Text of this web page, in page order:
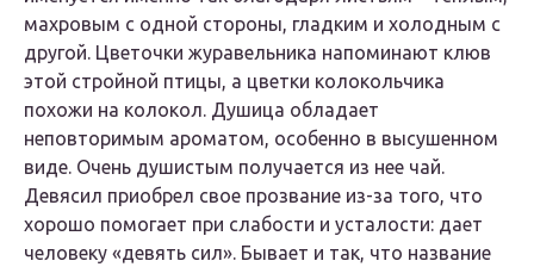
махровым с одной стороны, гладким и холодным с
другой. Цветочки журавельника напоминают клюв
этой стройной птицы, а цветки колокольчика
похожи на колокол. Душица обладает
неповторимым ароматом, особенно в высушенном
виде. Очень душистым получается из нее чай.
Девясил приобрел свое прозвание из-за того, что
хорошо помогает при слабости и усталости: дает
человеку «девять сил». Бывает и так, что название